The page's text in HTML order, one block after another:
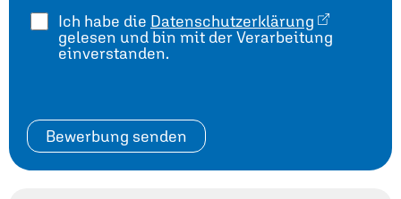
Ich habe die Datenschutzerklärung
gelesen und bin mit der Verarbeitung
einverstanden.